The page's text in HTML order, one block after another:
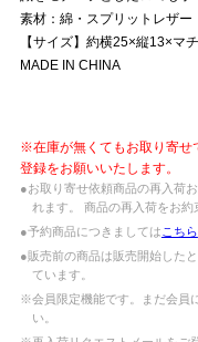
素材：綿・スプリットレザー
【サイズ】約横25×縦13×マ
MADE IN CHINA
※在庫が無くてもお取り寄せ
登録をお願いいたします。
●お取り寄せ依頼商品の再入荷
れます。 商品の再入荷をお約
●予約商品につきましては こちら
●販売前の商品は販売開始した
ています。
※会員限定機能です。まだ会員
い。